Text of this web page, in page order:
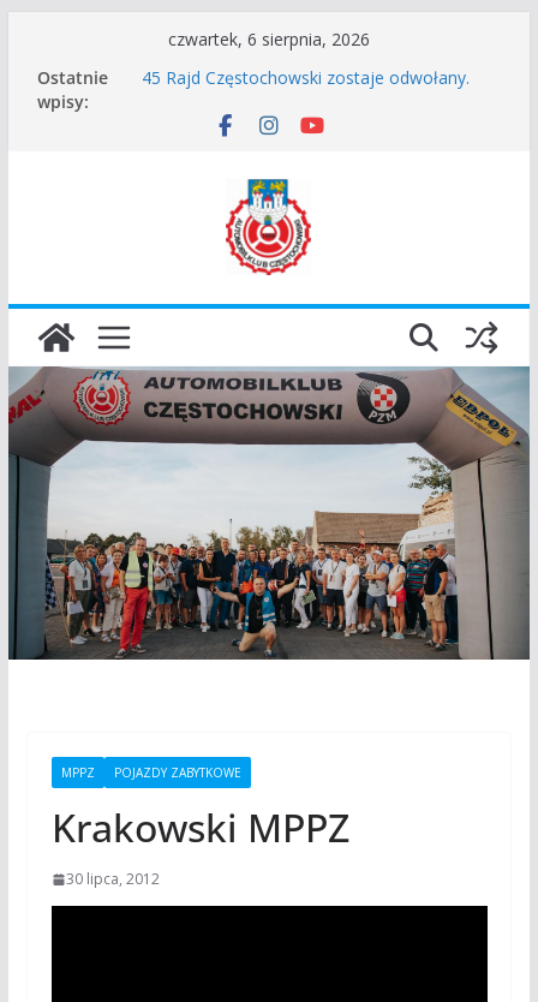
treści
czwartek, 6 sierpnia, 2026
Ostatnie
wpisy:
45 Rajd Częstochowski zostaje odwołany.
I Gliwicki Classic Sprint o Puchar Prezydenta
Częstochowskie Rozpoczęcie Sezonu 2026
Zgłoszenie – Częstochowskie Zakończenie
Sezonu 2025
MPPZ POJAZDY ZABYTKOWE
Krakowski MPPZ
30 lipca, 2012